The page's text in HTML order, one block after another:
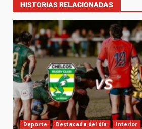
HISTORIAS RELACIONADAS
Deporte Destacada del día Interior